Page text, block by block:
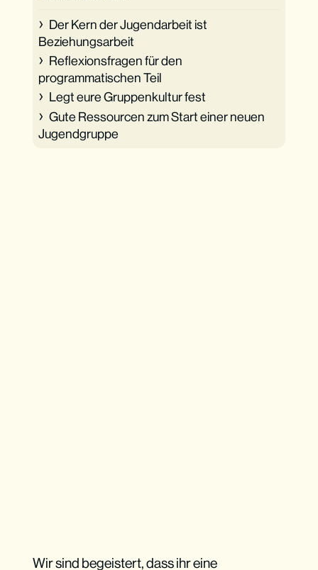
Der Kern der Jugendarbeit ist
Beziehungsarbeit
Reflexionsfragen für den
programmatischen Teil
Legt eure Gruppenkultur fest
Gute Ressourcen zum Start einer neuen
Jugendgruppe
Wir sind begeistert, dass ihr eine